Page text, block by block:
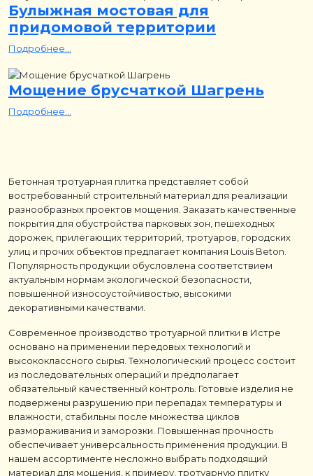
Булыжная мостовая для
придомовой территории
Подробнее...
Мощение брусчаткой Шагрень
Подробнее...
Бетонная тротуарная плитка представляет собой
востребованный строительный материал для реализации
разнообразных проектов мощения. Заказать качественные
покрытия для обустройства парковых зон, пешеходных
дорожек, прилегающих территорий, тротуаров, городских
улиц и прочих объектов предлагает компания Louis Beton.
Популярность продукции обусловлена соответствием
актуальным нормам экологической безопасности,
повышенной износоустойчивостью, высокими
декоративными качествами.
Современное производство тротуарной плитки в Истре
основано на применении передовых технологий и
высококлассного сырья. Технологический процесс состоит
из последовательных операций и предполагает
обязательный качественный контроль. Готовые изделия не
подвержены разрушению при перепадах температуры и
влажности, стабильны после множества циклов
размораживания и заморозки. Повышенная прочность
обеспечивает универсальность применения продукции. В
нашем ассортименте несложно выбрать подходящий
материал для мощения, к примеру, тротуарную плитку